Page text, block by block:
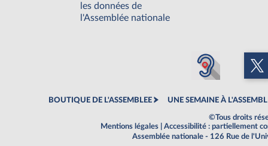
les données de
l'Assemblée nationale
BOUTIQUE DE L'ASSEMBLEE UNE SEMAINE À
©Tous droits
Mentions légales
Accessibilité : partiellement
Assemblée nationale - 126 Rue de